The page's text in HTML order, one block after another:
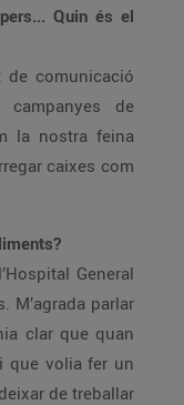
Quin és el
comunicació
de
la nostra feina
caixes com
General
M’agrada parlar
clar que quan
que volia fer un
de treballar